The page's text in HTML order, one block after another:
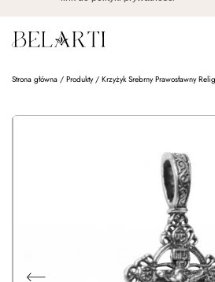
Strona główna / Produkty/ Krzyżyk Srebrny Prawosławny